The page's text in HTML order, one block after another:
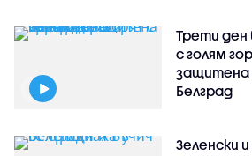
Трети ден
с голям
защитена
Белград
Зеленски и